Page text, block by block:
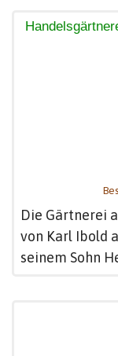
Die Gärtnerei
von Karl Ibold
seinem Sohn